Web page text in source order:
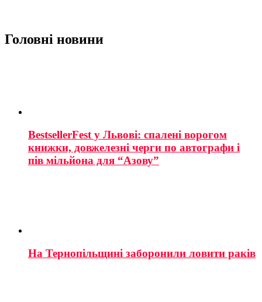
Головні новини
BestsellerFest у Львові: спалені ворогом
книжки, довжелезні черги по автографи і
пів мільйона для “Азову”
На Тернопільщині заборонили ловити раків